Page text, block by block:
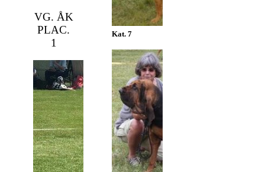
VG. ÅK
PLAC.
1
Kat. 7